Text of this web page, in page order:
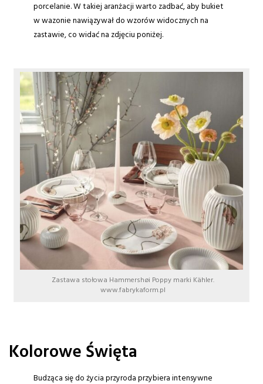
porcelanie. W takiej aranżacji warto zadbać, aby bukiet
w wazonie nawiązywał do wzorów widocznych na
zastawie, co widać na zdjęciu poniżej.
Zastawa stołowa Hammershøi Poppy marki Kähler.
www.fabrykaform.pl
Kolorowe Święta
Budząca się do życia przyroda przybiera intensywne